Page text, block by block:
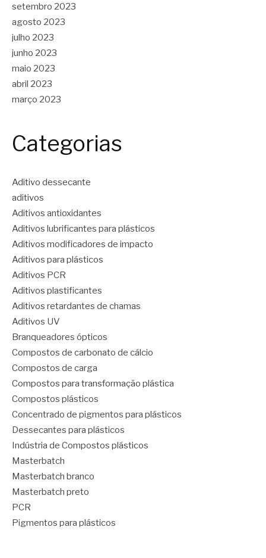
setembro 2023
agosto 2023
julho 2023
junho 2023
maio 2023
abril 2023
março 2023
Categorias
Aditivo dessecante
aditivos
Aditivos antioxidantes
Aditivos lubrificantes para plásticos
Aditivos modificadores de impacto
Aditivos para plásticos
Aditivos PCR
Aditivos plastificantes
Aditivos retardantes de chamas
Aditivos UV
Branqueadores ópticos
Compostos de carbonato de cálcio
Compostos de carga
Compostos para transformação plástica
Compostos plásticos
Concentrado de pigmentos para plásticos
Dessecantes para plásticos
Indústria de Compostos plásticos
Masterbatch
Masterbatch branco
Masterbatch preto
PCR
Pigmentos para plásticos